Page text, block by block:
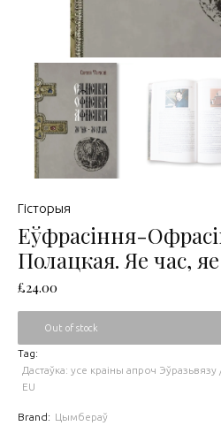
Гісторыя
Еўфрасіння-
Полацкая. Яе час,
£24.00
Out of stock
Tag:
Дастаўка: усе краіны апроч
EU
Brand: Цымбераў